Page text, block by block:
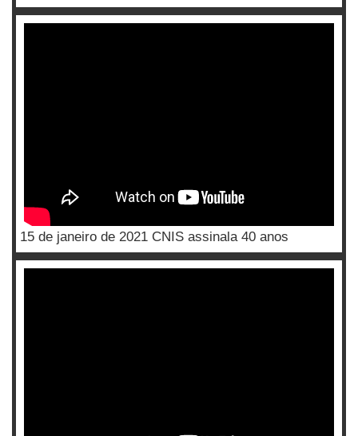
15 de janeiro de 2021 CNIS assinala 40 anos